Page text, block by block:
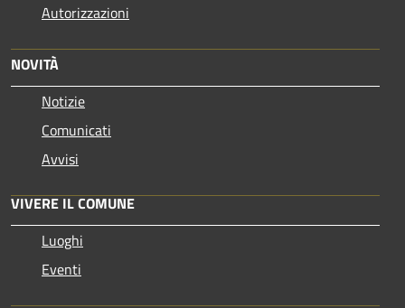
Autorizzazioni
NOVITÀ
Notizie
Comunicati
Avvisi
VIVERE IL COMUNE
Luoghi
Eventi